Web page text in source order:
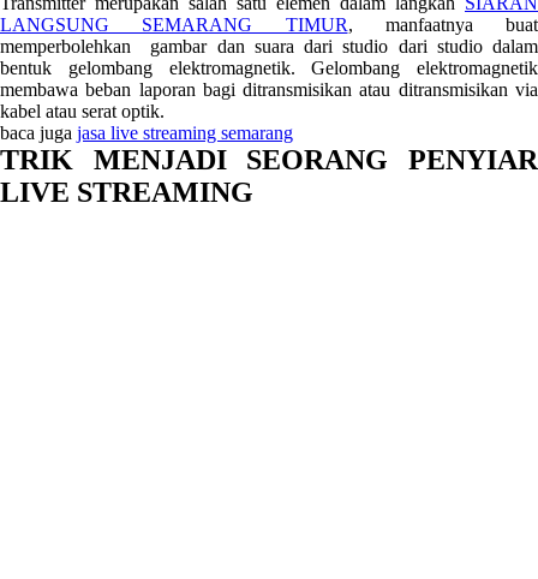
LANGSUNG SEMARANG TIMUR, manfaatnya buat
memperbolehkan gambar dan suara dari studio dari studio dalam
bentuk gelombang elektromagnetik. Gelombang elektromagnetik
membawa beban laporan bagi ditransmisikan atau ditransmisikan via
kabel atau serat optik.
baca juga jasa live streaming semarang
TRIK MENJADI SEORANG PENYIAR
LIVE STREAMING